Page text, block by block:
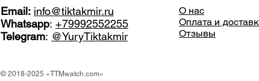
Email: info@tiktakmir.ru
Whatsapp: +79992552255
Telegram: @YuryTiktakmir
О нас
Оплата и
Отзывы
© 2018-2025 «TTMwatch.com»